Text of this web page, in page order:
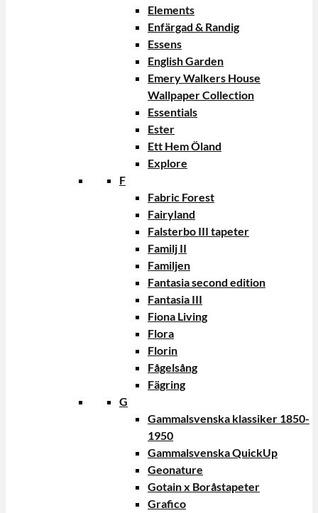
Elements
Enfärgad & Randig
Essens
English Garden
Emery Walkers House
Wallpaper Collection
Essentials
Ester
Ett Hem Öland
Explore
F
Fabric Forest
Fairyland
Falsterbo III tapeter
Familj II
Familjen
Fantasia second edition
Fantasia III
Fiona Living
Flora
Florin
Fågelsång
Fägring
G
Gammalsvenska klassiker 1850-
1950
Gammalsvenska QuickUp
Geonature
Gotain x Boråstapeter
Grafico